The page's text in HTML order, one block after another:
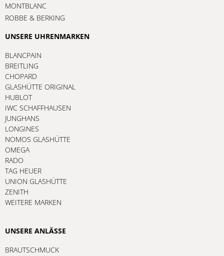
MONTBLANC
ROBBE & BERKING
UNSERE UHRENMARKEN
BLANCPAIN
BREITLING
CHOPARD
GLASHÜTTE ORIGINAL
HUBLOT
IWC SCHAFFHAUSEN
JUNGHANS
LONGINES
NOMOS GLASHÜTTE
OMEGA
RADO
TAG HEUER
UNION GLASHÜTTE
ZENITH
WEITERE MARKEN
UNSERE ANLÄSSE
BRAUTSCHMUCK